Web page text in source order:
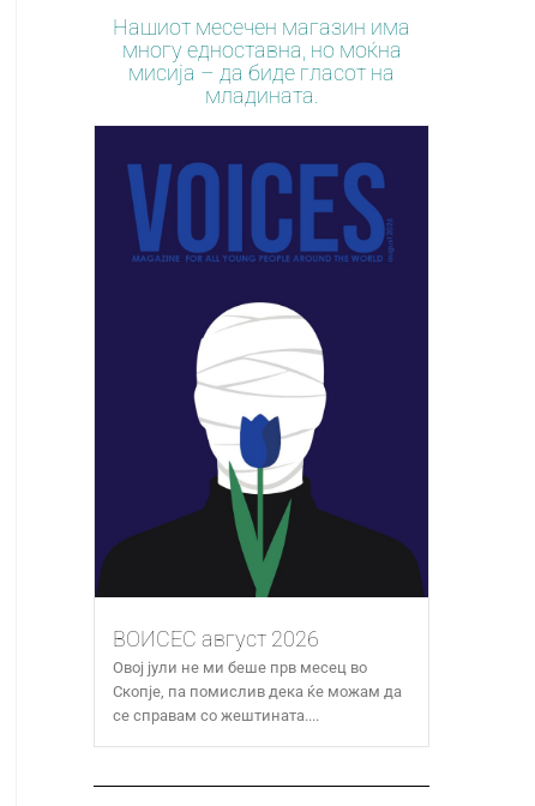
Нашиот месечен магазин има
многу едноставна, но моќна
мисија – да биде гласот на
младината.
ВОИСЕС август 2026
Овој јули не ми беше прв месец во
Скопје, па помислив дека ќе можам да
се справам со жештината....